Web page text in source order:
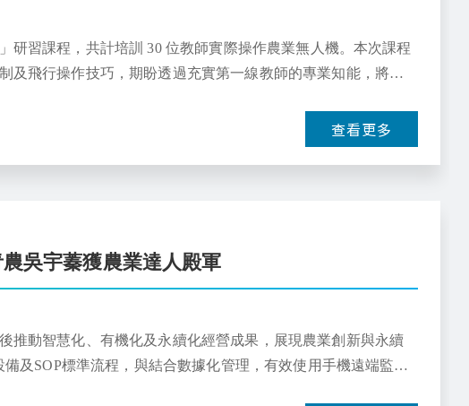
研習課程，共計培訓 30 位教師實際操作農業無人機。本次課程
及飛行操作技巧，期盼透過充實第一線教師的專業知能，將前
查看更多
吳宇蓁獲農業達人殿軍
推動智慧化、有機化及永續化經營成果，展現農業創新與永續
及SOP標準流程，與結合數據化管理，有效使用手機遠端監控